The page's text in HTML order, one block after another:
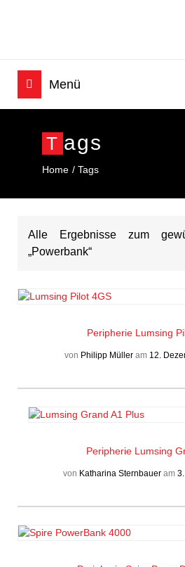
T Ags
Home Tags
Alle Ergebnisse zum
„Powerbank“
Peripherie Lumsing
von Philipp Müller am 12.
Peripherie Lumsing
von Katharina Sternbaueram